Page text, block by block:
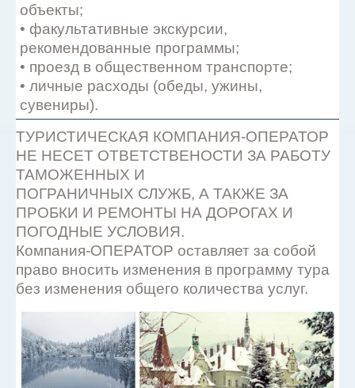
объекты;
• факультативные экскурсии,
рекомендованные программы;
• проезд в общественном транспорте;
• личные расходы (обеды, ужины,
сувениры).
ТУРИСТИЧЕСКАЯ КОМПАНИЯ-ОПЕРАТОР
НЕ НЕСЕТ ОТВЕТСТВЕНОСТИ ЗА РАБОТУ
ТАМОЖЕННЫХ И
ПОГРАНИЧНЫХ СЛУЖБ, А ТАКЖЕ ЗА
ПРОБКИ И РЕМОНТЫ НА ДОРОГАХ И
ПОГОДНЫЕ УСЛОВИЯ.
Компания-ОПЕРАТОР оставляет за собой
право вносить изменения в программу тура
без изменения общего количества услуг.